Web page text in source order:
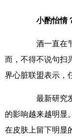
小酌怡情
酒一直在节
而，不得不说句扫
界心脏联盟表示，
最新研究发
的影响越来越明显
在皮肤上留下明显